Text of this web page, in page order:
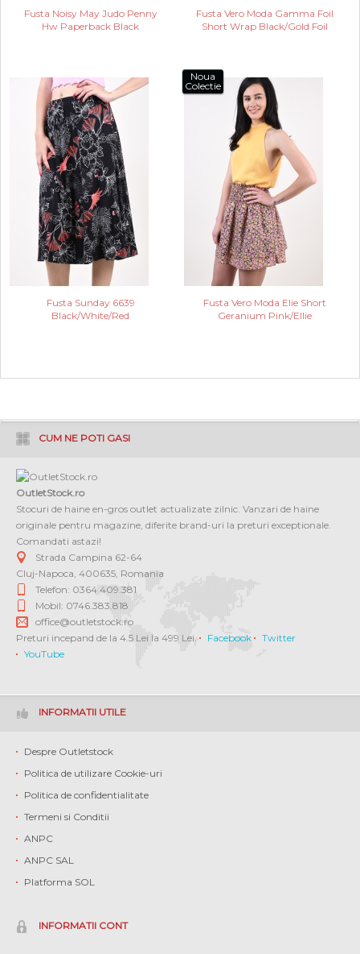
Fusta Noisy May Judo Penny
Hw Paperback Black
Fusta Vero Moda Gamma Foil
Short Wrap Black/Gold Foil
Fusta Sunday 6639
Black/White/Red
Noua
Colectie
Fusta Vero Moda Elie Short
Geranium Pink/Ellie
CUM NE POTI GASI
OutletStock.ro
Stocuri de haine en-gros outlet actualizate zilnic. Vanzari de haine
originale pentru magazine, diferite brand-uri la preturi exceptionale.
Comandati astazi!
Strada Campina 62-64
Cluj-Napoca 400635 Romania
Telefon: 0364 409.381
Mobil: 0746.383.818
office@outletstock.ro
Preturi incepand de la 4.5 Lei la 499 Lei.
Facebook
Twitter
YouTube
INFORMATII UTILE
Despre Outletstock
Politica de utilizare Cookie-uri
Politica de confidentialitate
Termeni si Conditii
ANPC
ANPC SAL
Platforma SOL
INFORMATII CONT